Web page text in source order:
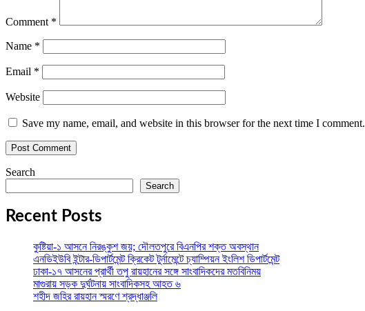
Comment *
Name *
Email *
Website
Save my name, email, and website in this browser for the next time I comment.
Search
Search
Recent Posts
কুষ্টিয়া-১ আসনে নিরঙ্কুশ জয়; দৌলতপুরে বিএনপির শক্ত অবস্থান
এনডিইউবি ইন্টার-ডিপার্টমেন্ট ক্রিকেট টুর্নামেন্টে চ্যাম্পিয়ন ইংলিশ ডিপার্টমেন্ট
ঢাকা-১৭ আসনের প্রার্থী তপু রায়হানের সঙ্গে সাংবাদিকদের মতবিনিময়
মাগুরায় সড়ক দুর্ঘটনায় সাংবাদিকসহ আহত ৬
শহীদ জহির রায়হান স্মরণে শ্রদ্ধাঞ্জলি